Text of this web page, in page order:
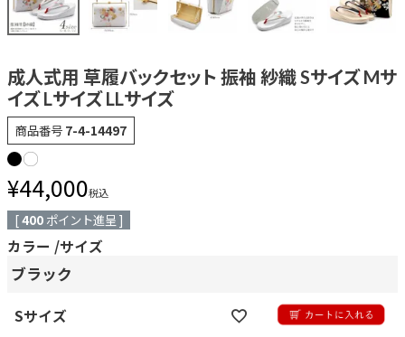
成人式用 草履バックセット 振袖 紗織 Sサイズ Mサ
イズ Lサイズ LLサイズ
商品番号 7-4-14497
¥44,000税込
[400 ポイント進呈 ]
カラー サイズ
ブラック
Sサイズ